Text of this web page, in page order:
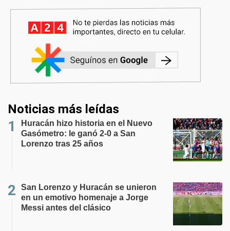
Noticias más leídas
Huracán hizo historia en el Nuevo
Gasómetro: le ganó 2-0 a San
Lorenzo tras 25 años
San Lorenzo y Huracán se unieron
en un emotivo homenaje a Jorge
Messi antes del clásico